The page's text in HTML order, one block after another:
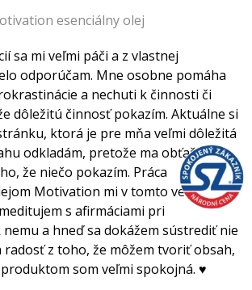
esenciálny olej
sa mi veľmi páči a z vlastnej
odporúčam. Mne osobne pomáha
a nechuti k činnosti či
dôležitú činnosť pokazím. Aktuálne si
ktorá je pre mňa veľmi dôležitá
odkladám, pretože ma obťažuje a
že niečo pokazím. Práca
Motivation mi v tomto veľmi
s afirmáciami pri
a hneď sa dokážem sústrediť nie
radosť z toho, že môžem tvoriť obsah,
som veľmi spokojná. ♥